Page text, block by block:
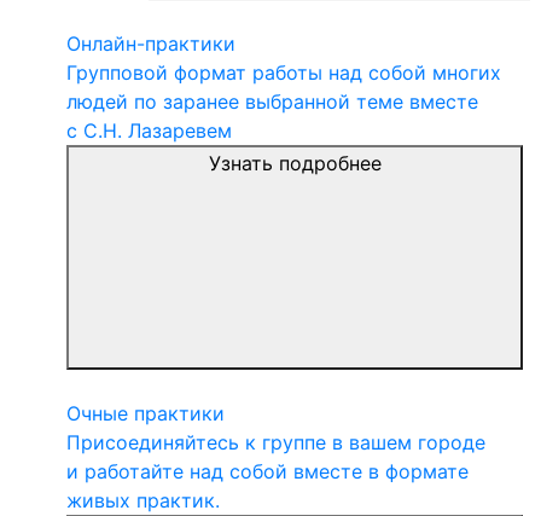
Онлайн-практики
Групповой формат работы над собой многих
людей по заранее выбранной теме вместе
с С.Н. Лазаревем
Узнать подробнее
Очные практики
Присоединяйтесь к группе в вашем городе
и работайте над собой вместе в формате
живых практик.